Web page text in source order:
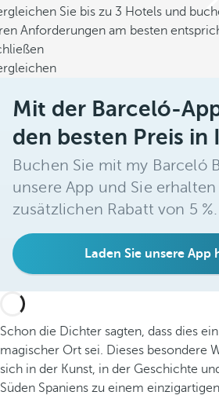
Sie bis zu 3 Hotels und
Anforderungen am besten
Mit der Barceló-
den besten Preis in
Buchen Sie mit my Barceló
unsere App und Sie
zusätzlichen Rabatt von 5 %.
Laden Sie unsere App
Schon die Dichter sagten, dass dies
magischer Ort sei. Dieses besondere
sich in der Kunst, in der Geschichte
Süden Spaniens zu einem